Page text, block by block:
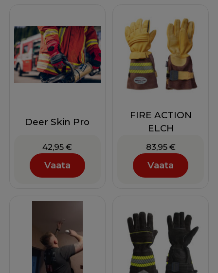
Deer Skin Pro
42,95€
Vaata
FIRE ACTION
ELCH
83,95 €
Vaata